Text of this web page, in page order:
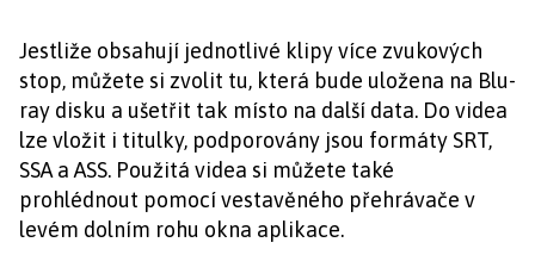
Jestliže obsahují jednotlivé klipy více zvukových
stop, můžete si zvolit tu, která bude uložena na Blu-
ray disku a ušetřit tak místo na další data. Do videa
lze vložit i titulky, podporovány jsou formáty SRT,
SSA a ASS. Použitá videa si můžete také
prohlédnout pomocí vestavěného přehrávače v
levém dolním rohu okna aplikace.